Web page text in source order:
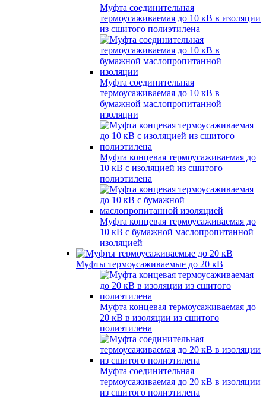
Муфта соединительная
термоусаживаемая до 10 кВ в изоляции
из сшитого полиэтилена
Муфта соединительная
термоусаживаемая до 10 кВ в
бумажной маслопропитанной
изоляции
Муфта концевая термоусаживаемая до
10 кВ с изоляцией из сшитого
полиэтилена
Муфта концевая термоусаживаемая до
10 кВ с бумажной маслопропитанной
изоляцией
Муфты термоусаживаемые до 20 кВ
Муфта концевая термоусаживаемая до
20 кВ в изоляции из сшитого
полиэтилена
Муфта соединительная
термоусаживаемая до 20 кВ в изоляции
из сшитого полиэтилена